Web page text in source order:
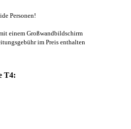
Personen!
einem Großwandbildschirm
im Preis enthalten
T4: